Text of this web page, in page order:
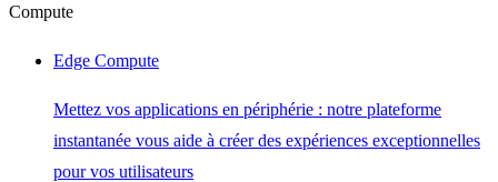
Compute
Edge Compute
Mettez vos applications en périphérie : notre plateforme
instantanée vous aide à créer des expériences exceptionnelles
pour vos utilisateurs